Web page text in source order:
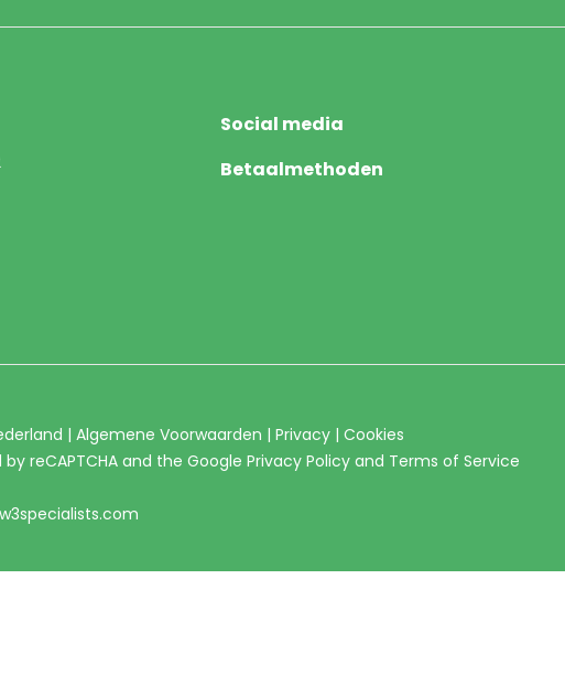
Social media
Betaalmethoden
| Algemene Voorwaarden | Privacy | Cookies
reCAPTCHA and the Google Privacy Policy and Terms of Service
w3specialists.com